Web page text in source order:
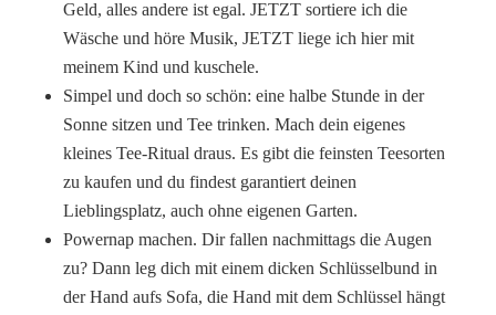
Geld, alles andere ist egal. JETZT sortiere ich die
Wäsche und höre Musik, JETZT liege ich hier mit
meinem Kind und kuschele.
Simpel und doch so schön: eine halbe Stunde in der
Sonne sitzen und Tee trinken. Mach dein eigenes
kleines Tee-Ritual draus. Es gibt die feinsten Teesorten
zu kaufen und du findest garantiert deinen
Lieblingsplatz, auch ohne eigenen Garten.
Powernap machen. Dir fallen nachmittags die Augen
zu? Dann leg dich mit einem dicken Schlüsselbund in
der Hand aufs Sofa, die Hand mit dem Schlüssel hängt